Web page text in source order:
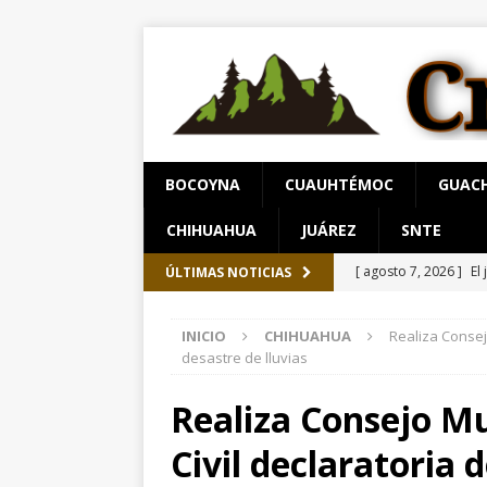
BOCOYNA CUAUHTÉMOC
CHIHUAHUA JUÁREZ SNTE
ÚLTIMAS NOTICIAS [ agosto 7, 2026 ] El
Chihuahua
Gobierno financie
[ agosto 8, 2026 ]
INICIO CHIHUAHUA
Realiza
desastre de lluvias
Realiza Consejo
Civil declaratoria